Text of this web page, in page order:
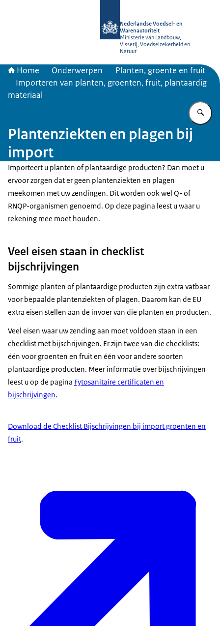
Nederlandse Voedsel- en
Warenautoriteit
Ministerie van Landbouw,
Visserij, Voedselzekerheid en
Natuur
Home Onderwerpen
Planten, groente en fruit
Importeren van planten, groenten, fruit, plantaardig
materiaal
Plantenziekten en plagen bij
import
Importeert u planten of plantaardige producten? Dan moet u
ervoor zorgen dat er geen plantenziekten en plagen
meekomen met uw zendingen. Dit worden ook wel Q- of
RNQP-organismen genoemd. Op deze pagina leest u waar u
rekening mee moet houden.
Veel eisen staan in checklist
bijschrijvingen
Sommige planten of plantaardige producten zijn extra vatbaar
voor bepaalde plantenziekten of plagen. Daarom kan de EU
extra eisen stellen aan de invoer van die planten en producten.
Veel eisen waar uw zending aan moet voldoen staan in een
checklist met bijschrijvingen. Er zijn twee van die checklists:
één voor groenten en fruit en één voor andere soorten
plantaardige producten. Meer informatie over bijschrijvingen
leest u op de pagina Fytosanitaire certificaten en
bijschrijvingen.
Download de Checklist Bijschrijvingen bij import groenten en
fruit.